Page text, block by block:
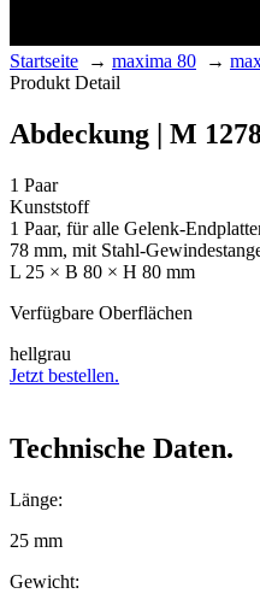
Startseite → maxima 80 →
Produkt Detail
Abdeckung | M
1 Paar
Kunststoff
1 Paar, für alle Gelenk-
78 mm, mit Stahl-
L 25 × B 80 × H 80 mm
Verfügbare Oberflächen
hellgrau
Jetzt bestellen.
Technische Daten.
Länge:
25 mm
Gewicht: